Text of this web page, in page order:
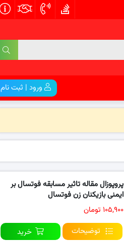
ورود | ثبت نام
پروپوزال مقاله تاثیر مسابقه فوتسال بر
ایمنی بازیکنان زن فوتسال
۱۰۵,۹۰۰ تومان
توضیحات
خرید